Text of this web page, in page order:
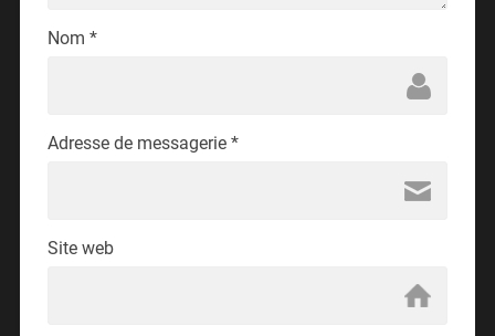
Nom *
Adresse de messagerie *
Site web